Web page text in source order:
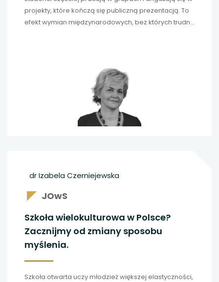
projekty, które kończą się publiczną prezentacją. To
efekt wymian międzynarodowych, bez których trudno
Komunikacji Politechniki Poznańskiej.
dr Izabela Czerniejewska
JOwS
Szkoła wielokulturowa w Polsce?
Zacznijmy od zmiany sposobu
myślenia.
Szkoła otwarta uczy młodzież większej elastyczności,